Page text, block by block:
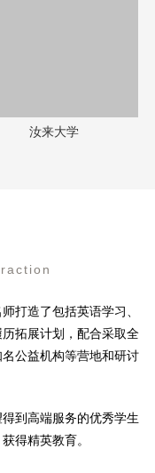
获得精英教育。
拥有全职师资团队